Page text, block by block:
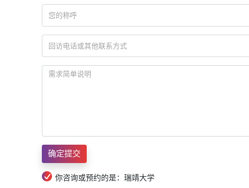
你咨询或预约的是：瑞靖大学